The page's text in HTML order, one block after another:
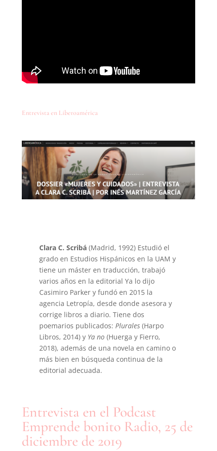
Entrevista en Liberoamérica
Clara C. Scribá(Madrid, 1992) Estudió el
grado en Estudios Hispánicos en la UAM y
tiene un máster en traducción, trabajó
varios años en la editorial Ya lo dijo
Casimiro Parker y fundó en 2015 la
agencia Letropía, desde donde asesora y
corrige libros a diario. Tiene dos
poemarios publicados: Plurales (Harpo
Libros, 2014) y Ya no(Huerga y Fierro,
2018), además de una novela en camino o
más bien en búsqueda continua de la
editorial adecuada.
Entrevista en el Podcast
Emprende bonito Radio, 25 de
diciembre de 2019